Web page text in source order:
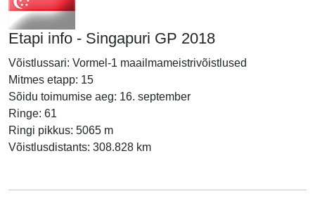
Etapi info - Singapuri GP 2018
Võistlussari: Vormel-1 maailmameistrivõistlused
Mitmes etapp: 15
Sõidu toimumise aeg: 16. september
Ringe: 61
Ringi pikkus: 5065 m
Võistlusdistants: 308.828 km